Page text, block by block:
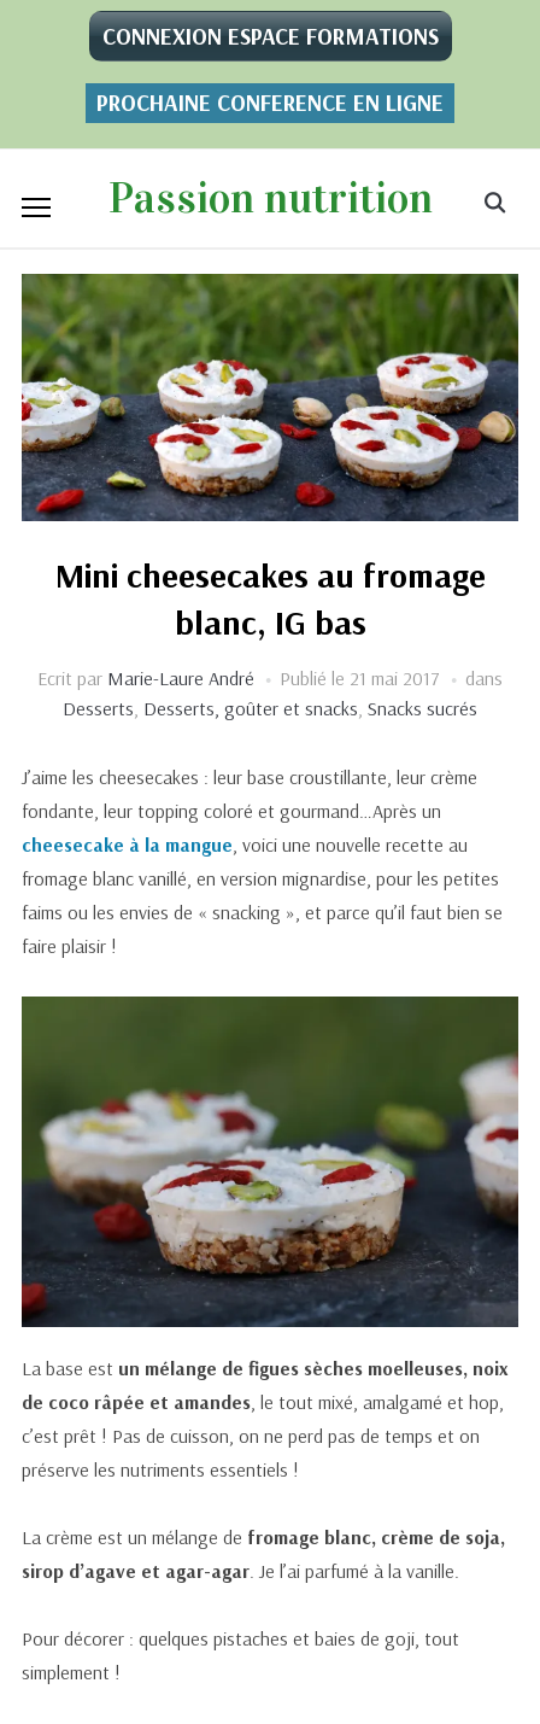
CONNEXION ESPACE FORMATIONS
PROCHAINE CONFERENCE EN LIGNE
Passion nutrition
Mini cheesecakes au fromage
blanc, IG bas
Ecrit par Marie-Laure André Publié le 21 mai 2017
dans
Desserts Desserts, goûter et snacks Snacks sucrés
J’aime les cheesecakes : leur base croustillante, leur crème
fondante, leur topping coloré et gourmand…Après un
cheesecake à la mangue , voici une nouvelle recette au
fromage blanc vanillé, en version mignardise, pour les petites
faims ou les envies de « snacking », et parce qu’il faut bien se
faire plaisir !
La base est un mélange de figues sèches moelleuses, noix
de coco râpée et amandes, le tout mixé, amalgamé et hop,
c’est prêt ! Pas de cuisson, on ne perd pas de temps et on
préserve les nutriments essentiels !
La crème est un mélange de fromage blanc, crème de soja,
sirop d’agave et agar-agar. Je l’ai parfumé à la vanille.
Pour décorer : quelques pistaches et baies de goji, tout
simplement !